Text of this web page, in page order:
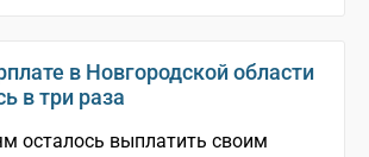
в Новгородской области
в три раза
осталось выплатить своим